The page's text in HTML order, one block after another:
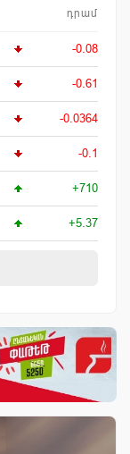
դրամ
-0.08
-0.61
-0.0364
-0.1
+710
+5.37